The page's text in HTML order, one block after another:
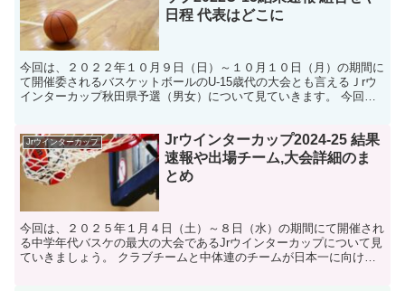
日程 代表はどこに
今回は、２０２２年１０月９日（日）～１０月１０日（月）の期間に
て開催委されるバスケットボールのU-15歳代の大会とも言えるＪrウ
インターカップ秋田県予選（男女）について見ていきます。 今回で
Jrウインターカップ
Jrウインターカップ2024-25 結果
速報や出場チーム,大会詳細のま
とめ
今回は、２０２５年１月４日（土）～８日（水）の期間にて開催され
る中学年代バスケの最大の大会であるJrウインターカップについて見
ていきましょう。 クラブチームと中体連のチームが日本一に向け白